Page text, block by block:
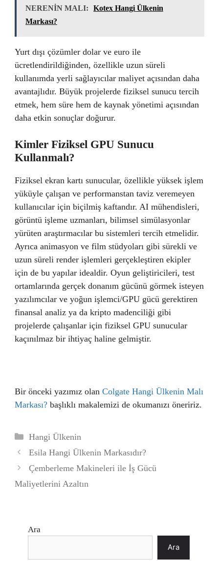
NERENİN MALI:
Kotex Hangi Ülkenin
Markası?
Yurt dışı çözümler dolar ve euro ile
ücretlendirildiğinden, özellikle uzun süreli
kullanımda yerli sağlayıcılar maliyet açısından daha
avantajlıdır. Büyük projelerde fiziksel sunucu tercih
etmek, hem süre hem de kaynak yönetimi açısından
daha etkin sonuçlar doğurur.
Kimler Fiziksel GPU Sunucu
Kullanmalı?
Fiziksel ekran kartı sunucular, özellikle yüksek işlem
yüküyle çalışan ve performanstan taviz veremeyen
kullanıcılar için biçilmiş kaftandır. AI mühendisleri,
görüntü işleme uzmanları, bilimsel simülasyonlar
yürüten araştırmacılar bu sistemleri tercih etmelidir.
Ayrıca animasyon ve film stüdyoları gibi sürekli ve
uzun süreli render işlemleri gerçekleştiren ekipler
için de bu yapılar idealdir. Oyun geliştiricileri, test
ortamlarında gerçek donanım gücünü görmek isteyen
yazılımcılar ve yoğun işlemci/GPU gücü gerektiren
finansal analiz ya da kripto madenciliği gibi
projelerde çalışanlar için fiziksel GPU sunucular
kaçınılmaz bir ihtiyaç haline gelmiştir.
Bir önceki yazımız olan Colgate Hangi Ülkenin Malı
Markası? başlıklı makalemizi de okumanızı öneririz.
Kategoriler
Hangi Ülkenin
Esila Hangi Ülkenin Markasıdır?
Çemberleme Makineleri ile İş Gücü
Maliyetlerini Azaltın
Ara
Ara